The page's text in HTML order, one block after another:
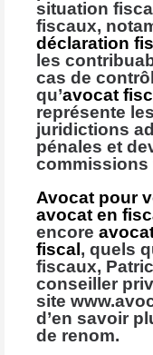
situation
fiscaux,
déclaration
les
cas de
qu’avocat
représente
juridictions
pénales et
commissions
Avocat pour
avocat en
encore
fiscal , quels
fiscaux,
conseiller
site
d’en savoir
de renom.